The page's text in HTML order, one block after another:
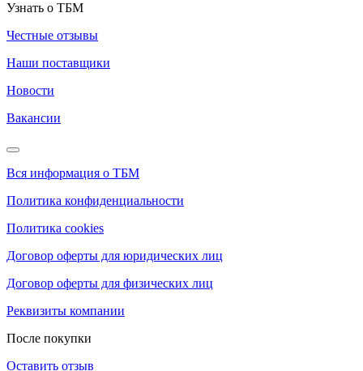
Узнать о ТБМ
Честные отзывы
Наши поставщики
Новости
Вакансии
Вся информация о ТБМ
Политика конфиденциальности
Политика cookies
Договор оферты для юридических лиц
Договор оферты для физических лиц
Реквизиты компании
После покупки
Оставить отзыв